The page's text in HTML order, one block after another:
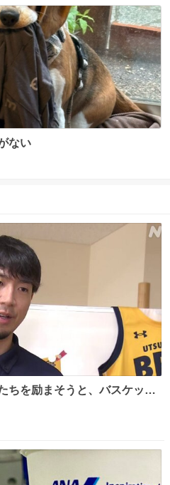
ない
ちを励まそうと、バスケット
所属する比江島慎選手が下野
した。